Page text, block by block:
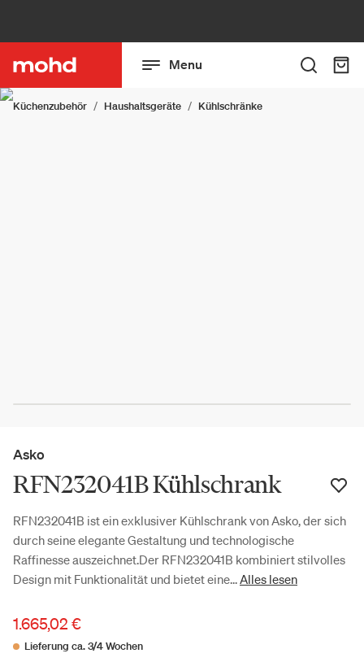
Menu
Küchenzubehör Haushaltsgeräte Kühlschränke
Asko
RFN232041B Kühlschrank
RFN232041B ist ein exklusiver Kühlschrank von Asko, der sich
durch seine elegante Gestaltung und technologische
Raffinesse auszeichnet.Der RFN232041B kombiniert stilvolles
Design mit Funktionalität und bietet eine...Alles lesen
1.665,02 €
Lieferung ca. 3/4 Wochen